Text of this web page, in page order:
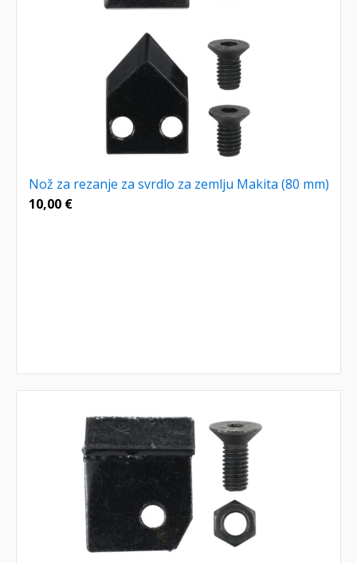
Nož za rezanje za svrdlo za zemlju Makita (80 mm)
10,00 €